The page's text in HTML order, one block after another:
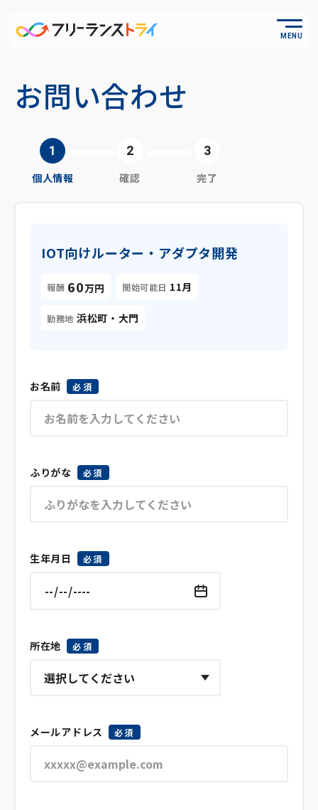
MENU
お問い合わせ
個人情報 確認 完了
IOT向けルーター・アダプタ開発
報酬 60万円 開始可能日 11月
勤務地 浜松町・大門
お名前 必須
ふりがな 必須
生年月日 必須
所在地 必須
メールアドレス 必須